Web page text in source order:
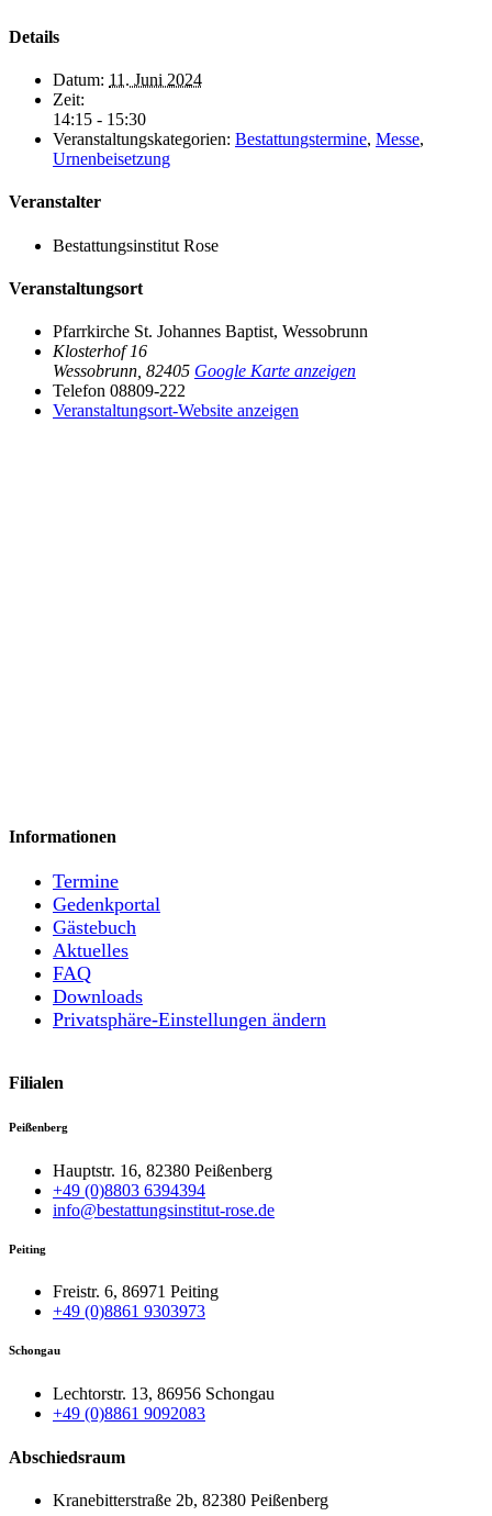
Details
Datum: 11. Juni 2024
Zeit:
14:15 - 15:30
Veranstaltungskategorien: Bestattungstermine, Messe,
Urnenbeisetzung
Veranstalter
Bestattungsinstitut Rose
Veranstaltungsort
Pfarrkirche St. Johannes Baptist, Wessobrunn
Klosterhof 16
Wessobrunn 82405 Google Karte anzeigen
Telefon 08809-222
Veranstaltungsort-Website anzeigen
Informationen
Termine
Gedenkportal
Gästebuch
Aktuelles
FAQ
Downloads
Privatsphäre-Einstellungen ändern
Filialen
Peißenberg
Hauptstr. 16, 82380 Peißenberg
+49 (0)8803 6394394
info@bestattungsinstitut-rose.de
Peiting
Freistr. 6, 86971 Peiting
+49 (0)8861 9303973
Schongau
Lechtorstr. 13, 86956 Schongau
+49 (0)8861 9092083
Abschiedsraum
Kranebitterstraße 2b, 82380 Peißenberg